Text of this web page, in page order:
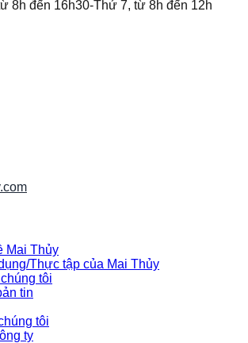
8h đến 16h30-Thứ 7, từ 8h đến 12h
Mai Thủy
Thực tập của Mai Thủy
tôi
tin
tôi
ty